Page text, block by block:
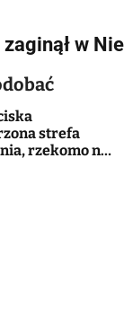
w
strefa
rzekomo na